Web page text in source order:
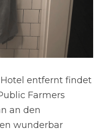
entfernt findet
Farmers
an den
wunderbar